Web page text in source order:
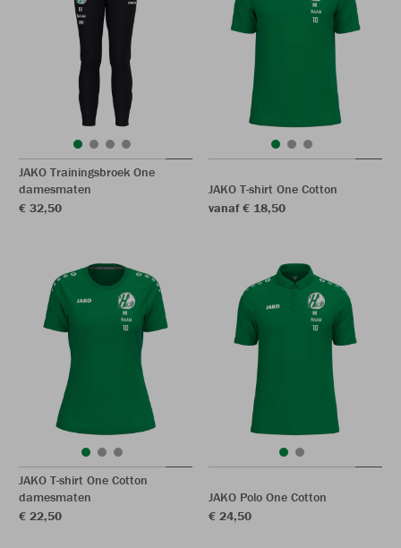
JAKO Trainingsbroek One
damesmaten
€ 32,50
JAKO T-shirt One Cotton
vanaf € 18,50
JAKO T-shirt One Cotton
damesmaten
€ 22,50
JAKO Polo One Cotton
€ 24,50